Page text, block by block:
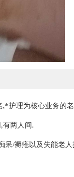
护理为核心业务的
有两人间.
/褥疮以及失能老